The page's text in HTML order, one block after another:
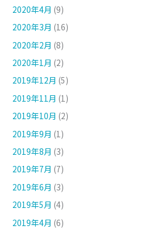
2020年4月 (9)
2020年3月 (16)
2020年2月 (8)
2020年1月 (2)
2019年12月 (5)
2019年11月 (1)
2019年10月 (2)
2019年9月 (1)
2019年8月 (3)
2019年7月 (7)
2019年6月 (3)
2019年5月 (4)
2019年4月 (6)